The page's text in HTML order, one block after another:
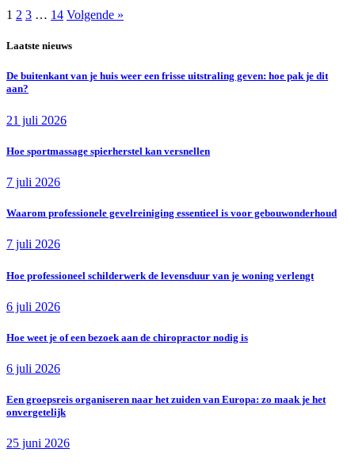
1 2 3 … 14 Volgende »
Laatste nieuws
De buitenkant van je huis weer een frisse uitstraling geven: hoe pak je dit
aan?
21 juli 2026
Hoe sportmassage spierherstel kan versnellen
7 juli 2026
Waarom professionele gevelreiniging essentieel is voor gebouwonderhoud
7 juli 2026
Hoe professioneel schilderwerk de levensduur van je woning verlengt
6 juli 2026
Hoe weet je of een bezoek aan de chiropractor nodig is
6 juli 2026
Een groepsreis organiseren naar het zuiden van Europa: zo maak je het
onvergetelijk
25 juni 2026